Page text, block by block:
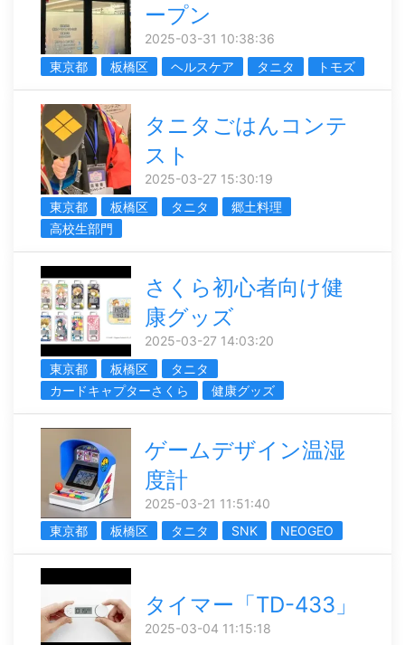
ープン
2025-03-31 10:38:36
東京都
板橋区 ヘルスケア タニタ トモズ
タニタごはんコンテ
スト
2025-03-27 15:30:19
東京都
板橋区 タニタ
郷土料理
高校生部門
さくら初心者向け健
康グッズ
2025-03-27 14:03:20
東京都
板橋区
タニタ
カードキャプターさくら
健康グッズ
ゲームデザイン温湿
度計
2025-03-21 11:51:40
東京都
板橋区 タニタ SNK NEOGEO
タイマー「TD-433」
2025-03-04 11:15:18